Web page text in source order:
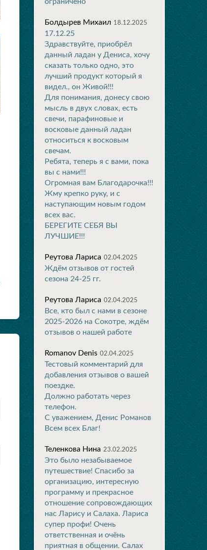
Болдырев Михаил 18.12.2025
17.12.25
Здравствуйте, приобрёл
данный ладан у Дениса, хочу
сказать только одно, это
лучший продукт который я
видел., он Живой!!!
Для понимания, донесу свою
мысль в двух словах, есть
свечи, парафиновые и
восковые данный ладан
относиться к восковым
свечам.
Ребята, теперь я с вами, пока
вы с нами!!!
Огромная вам Благодарочка!!!
Жму крепко руку, и с
наступающим новым годом
всех вас.
БЕРЕГИТЕ СЕБЯ ВЫ
ЛУЧШИЕ!!!
Реутова Лариса 02.04.2025
Ждём отзывов от гостей
сезона 24-25 гг.
Реутова Лариса 02.04.2025
Все, кто был с нами в сезоне
2025-2026 на Сокотре, ждём
отзывов о нашей работе
Romanov Denis 02.04.2025
Тестовый комментарий для
добавления отзывов о вашей
поездке.
Должно работать через
телефон.
С уважением, Денис Романов
Всем всех Благ!
Теленкова Нина 23.02.2025
Это было незабываемое
путешествие! Спасибо за
организацию, интересную
программу и прекрасное
отношение сопровождающих
нас Ларису и Салаха. Лариса
супер профи! Очень
ответственная и очёнь
приятная в общении. Салах